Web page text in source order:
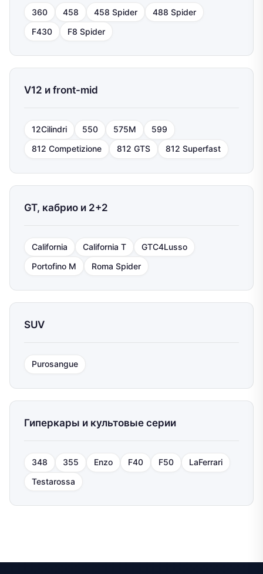
360 458 458 Spider
488 Spider
F430
F8 Spider
V12 и front-mid
12Cilindri 550 575M
599
812 Competizione
812 GTS 812 Superfast
GT, кабрио и 2+2
California California T
GTC4Lusso
Portofino M
Roma Spider
SUV
Purosangue
Гиперкары и культовые серии
348 355 Enzo F40 F50
LaFerrari
Testarossa